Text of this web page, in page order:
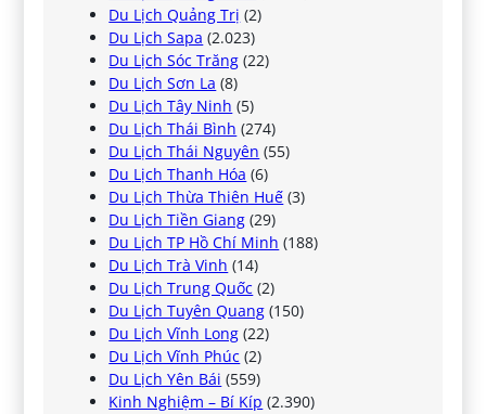
Du Lịch Quảng Trị (2)
Du Lịch Sapa (2.023)
Du Lịch Sóc Trăng (22)
Du Lịch Sơn La (8)
Du Lịch Tây Ninh (5)
Du Lịch Thái Bình (274)
Du Lịch Thái Nguyên (55)
Du Lịch Thanh Hóa (6)
Du Lịch Thừa Thiên Huế (3)
Du Lịch Tiền Giang (29)
Du Lịch TP Hồ Chí Minh (188)
Du Lịch Trà Vinh (14)
Du Lịch Trung Quốc (2)
Du Lịch Tuyên Quang (150)
Du Lịch Vĩnh Long (22)
Du Lịch Vĩnh Phúc (2)
Du Lịch Yên Bái (559)
Kinh Nghiệm – Bí Kíp (2.390)